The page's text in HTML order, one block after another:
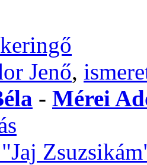
Jenő,
- Mérei